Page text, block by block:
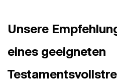
Unsere
eines geeigneten